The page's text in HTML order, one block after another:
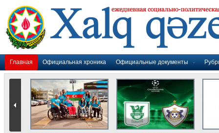
Главная Официальная хроника Официальные документы